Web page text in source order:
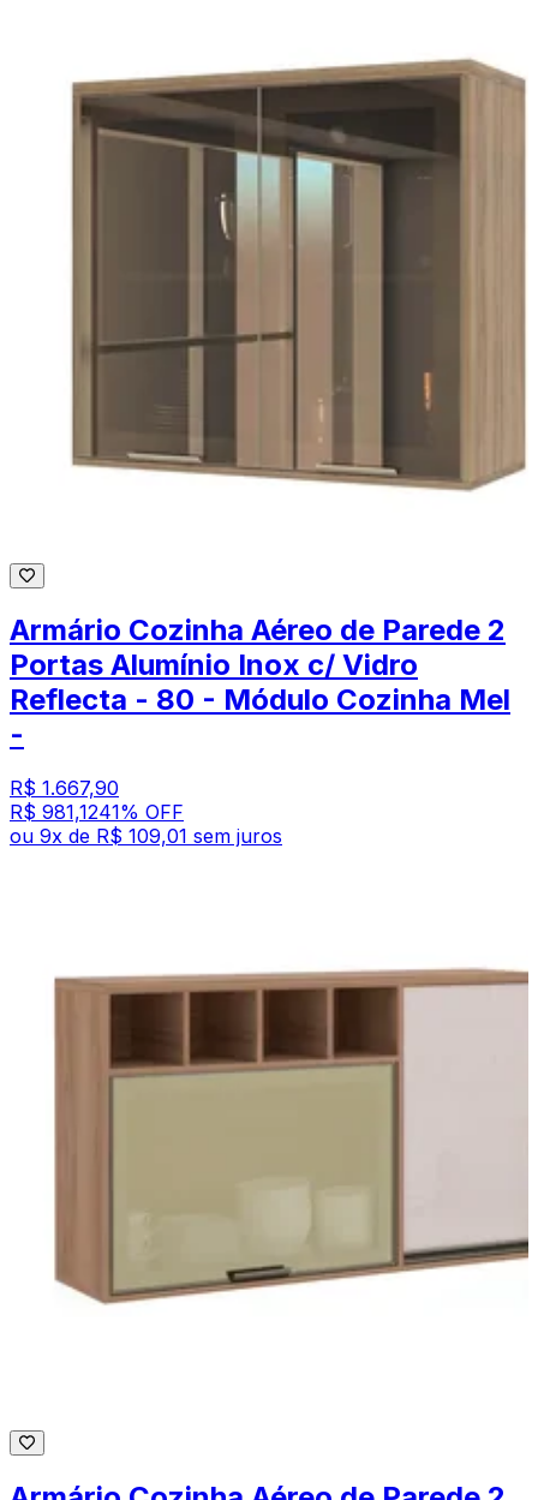
Armário Cozinha Aéreo de Parede 2
Portas Alumínio Inox c/ Vidro
Reflecta - 80 - Módulo Cozinha Mel
-
R$ 1.667,90
R$ 981,1241% OFF
ou 9x de R$ 109,01 sem juros